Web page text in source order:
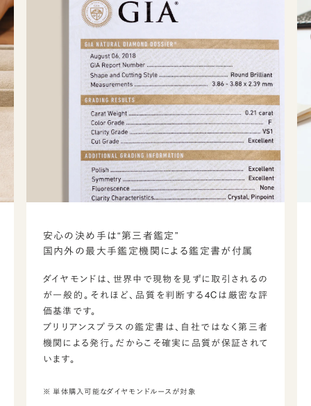
安心の決め手は“第三者鑑定”
国内外の最大手鑑定機関による鑑定書が付属
ダイヤモンドは、世界中で現物を見ずに取引されるの
が一般的。それほど、品質を判断する4Cは厳密な評
価基準です。
ブリリアンスプラスの鑑定書は、自社ではなく第三者
機関による発行。だからこそ確実に品質が保証されて
います。
※ 単体購入可能なダイヤモンドルースが対象